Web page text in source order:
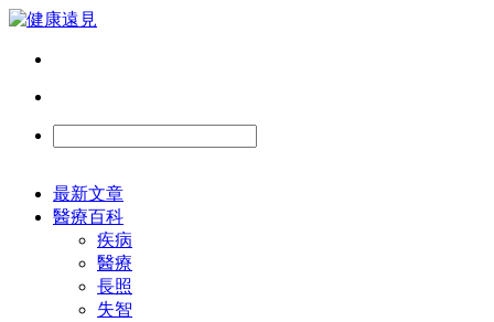
最新文章
醫療百科
疾病
醫療
長照
失智